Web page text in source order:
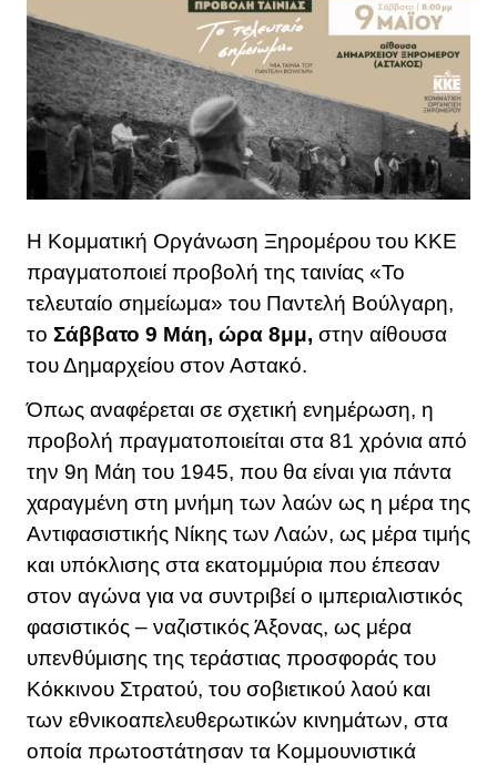
Η Κομματική Οργάνωση Ξηρομέρου του ΚΚΕ
πραγματοποιεί προβολή της ταινίας «Το
τελευταίο σημείωμα» του Παντελή Βούλγαρη,
το Σάββατο 9 Μάη, ώρα 8μμ, στην αίθουσα
του Δημαρχείου στον Αστακό.
Όπως αναφέρεται σε σχετική ενημέρωση, η
προβολή πραγματοποιείται στα 81 χρόνια από
την 9η Μάη του 1945, που θα είναι για πάντα
χαραγμένη στη μνήμη των λαών ως η μέρα της
Αντιφασιστικής Νίκης των Λαών, ως μέρα τιμής
και υπόκλισης στα εκατομμύρια που έπεσαν
στον αγώνα για να συντριβεί ο ιμπεριαλιστικός
φασιστικός – ναζιστικός Άξονας, ως μέρα
υπενθύμισης της τεράστιας προσφοράς του
Κόκκινου Στρατού, του σοβιετικού λαού και
των εθνικοαπελευθερωτικών κινημάτων, στα
οποία πρωτοστάτησαν τα Κομμουνιστικά